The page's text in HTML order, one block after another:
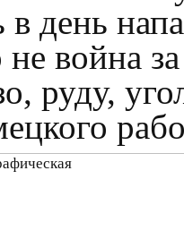
в день
война за
руду,